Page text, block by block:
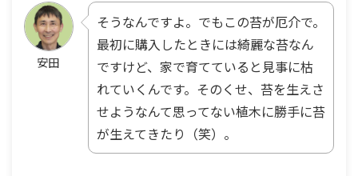
安田
そうなんですよ。でもこの苔が厄介で。
最初に購入したときには綺麗な苔なん
ですけど、家で育てていると見事に枯
れていくんです。そのくせ、苔を生えさ
せようなんて思ってない植木に勝手に苔
が生えてきたり（笑）。